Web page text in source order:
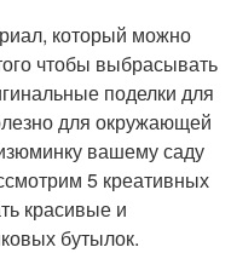
который можно
чтобы выбрасывать
поделки для
для окружающей
вашему саду
5 креативных
красивые и
бутылок.